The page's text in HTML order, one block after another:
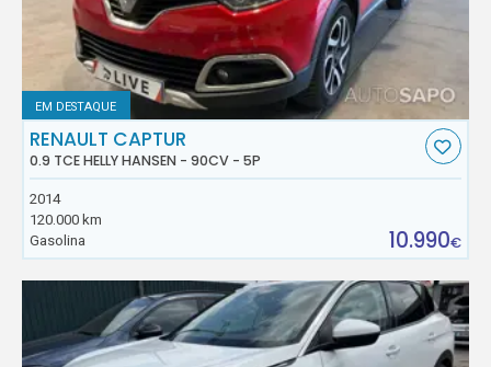
EM DESTAQUE
RENAULT CAPTUR
0.9 TCE HELLY HANSEN - 90CV - 5P
2014
120.000 km
Gasolina
10.990€